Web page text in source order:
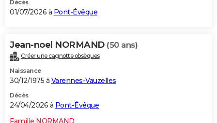
BONS PLANS
Carte de Noël
Carte Bonne année
Carte Saint-Valentin
Carte Pâques
Carte d'anniversaire
DICTIONNAIRE
PROGRAMME TV
COPAINS D'AVANT
S'inscrire
Se connecter
Lycées
Collèges
Primaires
Universités
Entreprises
Service militaire
Avis de recherche
AVIS DE DÉCÈS
Décès
01/07/2026 à Pont-Évêque
Jean-noel NORMAND (50 ans)
Créer une cagnotte obsèques
Naissance
30/12/1975 à Varennes-Vauzelles
Décès
24/04/2026 à Pont-Évêque
Famille NORMAND